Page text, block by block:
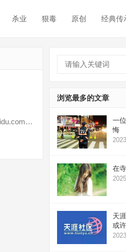
杀业 狠毒 原创 经典传
浏览最多的文章
一
悔
在
天
或